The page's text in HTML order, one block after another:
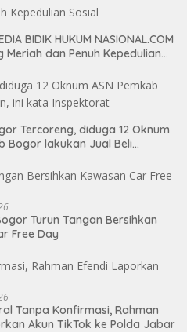
BIDIK HUKUM NASIONAL.COM
Meriah dan Penuh Kepedulian
Tercoreng, diduga 12 Oknum
Bogor lakukan Jual Beli
Turun Tangan Bersihkan
Free Day
Tanpa Konfirmasi, Rahman
Akun TikTok ke Polda Jabar